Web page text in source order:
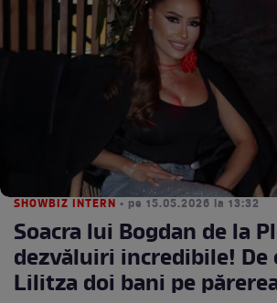
SHOWBIZ INTERN • pe 15.05.2026 la 13:32
Soacra lui Bogdan de la
dezvăluiri incredibile! De
Lilitza doi bani pe